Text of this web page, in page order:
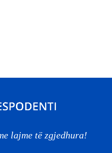
lajme të zgjedhura!